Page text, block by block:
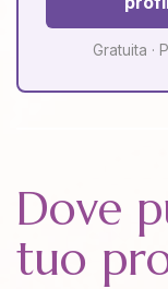
Gratuita ·
Dove
tuo